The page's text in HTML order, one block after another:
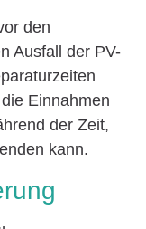
den
Ausfall der PV-
Einnahmen
der Zeit,
kann.